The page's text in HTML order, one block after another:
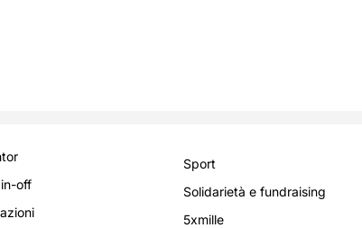
off
Sport
Solidarietà e fundraising
5xmille